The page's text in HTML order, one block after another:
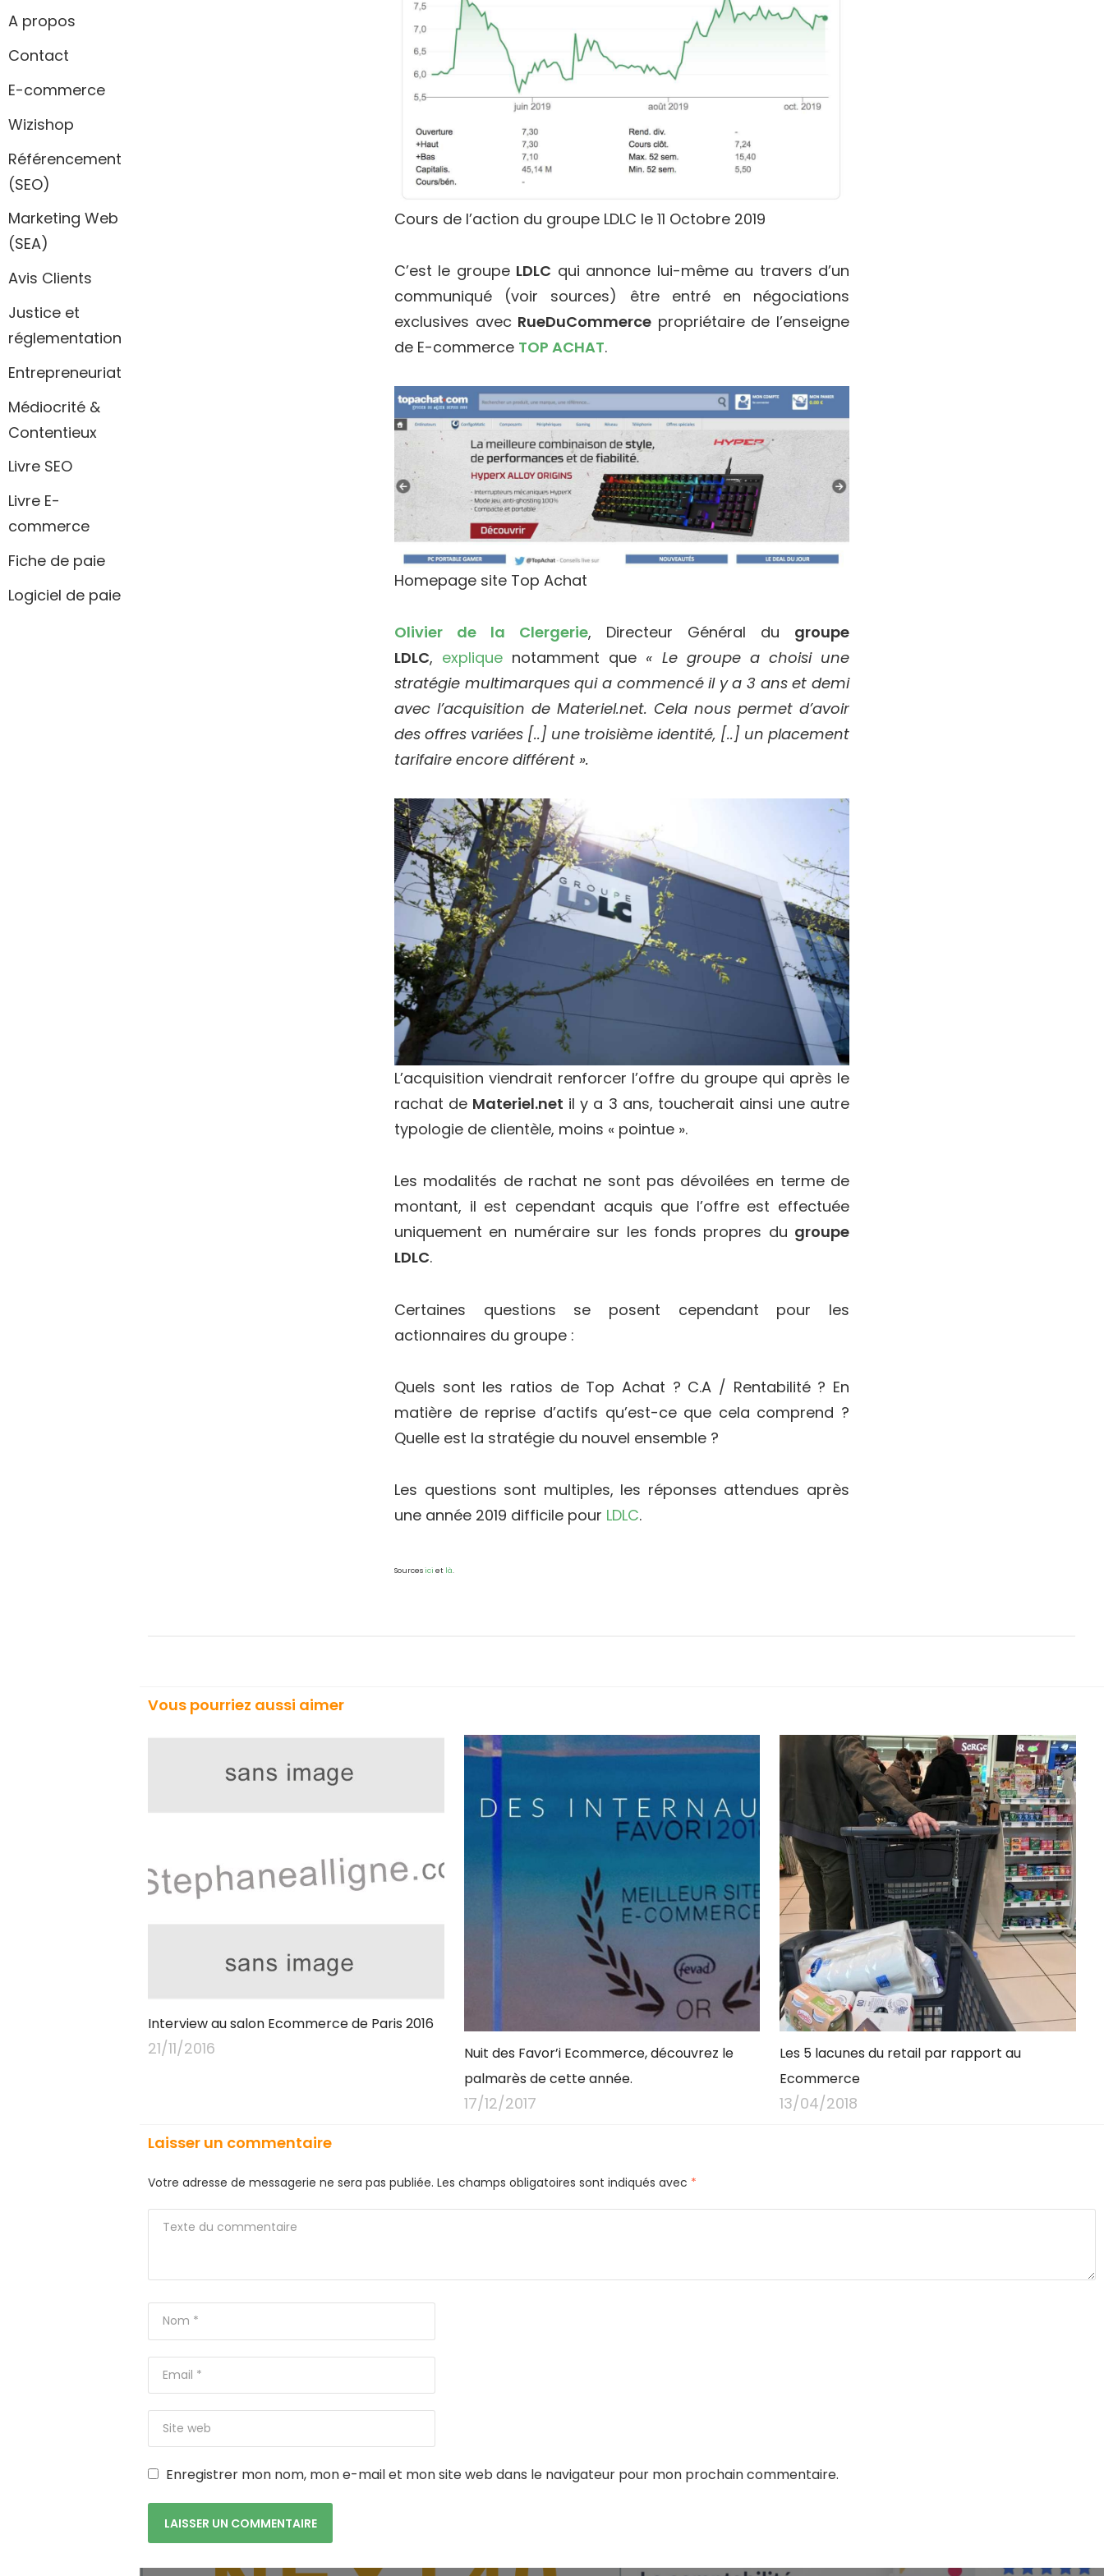
A propos
Contact
E-commerce
Wizishop
Référencement
(SEO)
Marketing Web
(SEA)
Avis Clients
Justice et
réglementation
Entrepreneuriat
Médiocrité &
Contentieux
Livre SEO
Livre E-
commerce
Fiche de paie
Logiciel de paie
Cours de l’action du groupe LDLC le 11 Octobre 2019
C’est le groupe LDLC qui annonce lui-même au travers d’un
communiqué (voir sources) être entré en négociations
exclusives avec RueDuCommerce propriétaire de l’enseigne
de E-commerce TOP ACHAT.
Homepage site Top Achat
Olivier de la Clergerie, Directeur Général du groupe
LDLC, explique notamment que « Le groupe a choisi une
stratégie multimarques qui a commencé il y a 3 ans et demi
avec l’acquisition de Materiel.net. Cela nous permet d’avoir
des offres variées [..] une troisième identité, [..] un placement
tarifaire encore différent ».
L’acquisition viendrait renforcer l’offre du groupe qui après le
rachat de Materiel.net il y a 3 ans, toucherait ainsi une autre
typologie de clientèle, moins « pointue ».
Les modalités de rachat ne sont pas dévoilées en terme de
montant, il est cependant acquis que l’offre est effectuée
uniquement en numéraire sur les fonds propres du groupe
LDLC.
Certaines questions se posent cependant pour les
actionnaires du groupe :
Quels sont les ratios de Top Achat ? C.A / Rentabilité ? En
matière de reprise d’actifs qu’est-ce que cela comprend ?
Quelle est la stratégie du nouvel ensemble ?
Les questions sont multiples, les réponses attendues après
une année 2019 difficile pour LDLC.
Sourcesici et là.
Vous pourriez aussi aimer
Interview au salon Ecommerce de Paris 2016
21/11/2016
Nuit des Favor’i Ecommerce, découvrez le
palmarès de cette année.
17/12/2017
Les 5 lacunes du retail par rapport au
Ecommerce
13/04/2018
Laisser un commentaire
Votre adresse de messagerie ne sera pas publiée. Les champs obligatoires sont indiqués avec *
Enregistrer mon nom, mon e-mail et mon site web dans le navigateur pour mon prochain commentaire.